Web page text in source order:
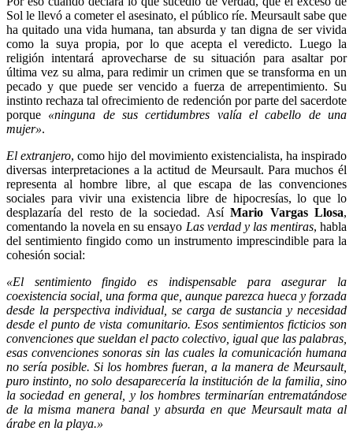
Sol le llevó a cometer el asesinato, el público ríe. Meursault sabe que
ha quitado una vida humana, tan absurda y tan digna de ser vivida
como la suya propia, por lo que acepta el veredicto. Luego la
religión intentará aprovecharse de su situación para asaltar por
última vez su alma, para redimir un crimen que se transforma en un
pecado y que puede ser vencido a fuerza de arrepentimiento. Su
instinto rechaza tal ofrecimiento de redención por parte del sacerdote
porque «ninguna de sus certidumbres valía el cabello de una
mujer».
El extranjero, como hijo del movimiento existencialista, ha inspirado
diversas interpretaciones a la actitud de Meursault. Para muchos él
representa al hombre libre, al que escapa de las convenciones
sociales para vivir una existencia libre de hipocresías, lo que lo
desplazaría del resto de la sociedad. AsíMario Vargas Llosa,
comentando la novela en su ensayo Las verdad y las mentiras, habla
del sentimiento fingido como un instrumento imprescindible para la
cohesión social:
«El sentimiento fingido es indispensable para asegurar la
coexistencia social, una forma que, aunque parezca hueca y forzada
desde la perspectiva individual, se carga de sustancia y necesidad
desde el punto de vista comunitario. Esos sentimientos ficticios son
convenciones que sueldan el pacto colectivo, igual que las palabras,
esas convenciones sonoras sin las cuales la comunicación humana
no sería posible. Si los hombres fueran, a la manera de Meursault,
puro instinto, no solo desaparecería la institución de la familia, sino
la sociedad en general, y los hombres terminarían entrematándose
de la misma manera banal y absurda en que Meursault mata al
árabe en la playa.»